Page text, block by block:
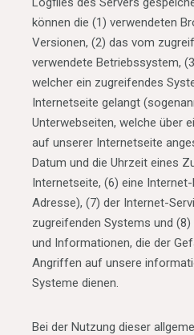
können die (1) verwendeten
Versionen, (2) das vom
verwendete Betriebssystem,
welcher ein zugreifendes
Internetseite gelangt
Unterwebseiten, welche über
auf unserer Internetseite
Datum und die Uhrzeit eines
Internetseite, (6) eine
Adresse), (7) der Internet-
zugreifenden Systems und
und Informationen, die der
Angriffen auf unsere
Systeme dienen.
Bei der Nutzung dieser